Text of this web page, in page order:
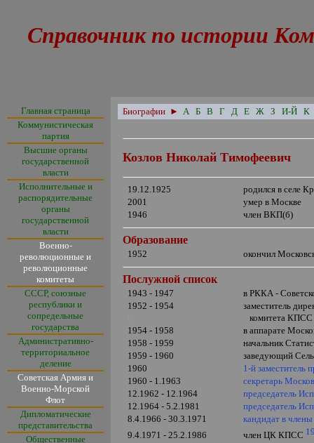
Справочник по истории
Главная страница
Коммунистическая
партия
Высшие органы
государственной
власти
Исполнительные и
распорядительные
органы
государственной
власти
Военно-
революционные и
революционные
комитеты
СССР, союзные
республики и
сопредельные
государства
Административно-
территориальное
деление
Советская Армия и
Военно-Морской
Флот
Дипломатические
представительства
Общественные
Биографии ► А Б В Г Д Е Ж З И-Й К
Козлов Николай Тимофеевич
19.12.1925
родился в селе
2001
умер в Москве
1946
член ВКП(б)
Образование
1952 окончил
Послужной список
1943 - 1947
в РККА -
1952 - 1954
заместитель
комитета КПСС
1954 - 1958
в аппарате
1958 - 1959
начальник
1959 - 1960
заведующий
1960
1-й заместитель
1960 - 1.1963
секретарь
12.1962 - 12.1964
председатель
12.1964 - 5.2.1981
председатель
8.4.1966 - 30.3.1971
кандидат в
9.4.1971 - 25.2.1986
член ЦК КПСС